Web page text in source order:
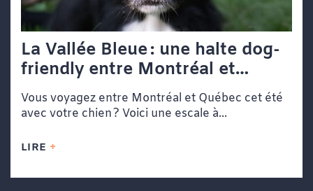
La Vallée Bleue : une halte dog-
friendly entre Montréal et
Québec
Vous voyagez entre Montréal et Québec cet été
avec votre chien ? Voici une escale à...
LIRE